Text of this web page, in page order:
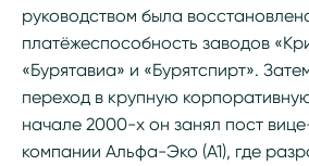
руководством была
платёжеспособность заводов
«Бурятавиа» и «Бурятспирт».
переход в крупную
начале 2000-х он занял пост
компании Альфа-Эко (А1), где